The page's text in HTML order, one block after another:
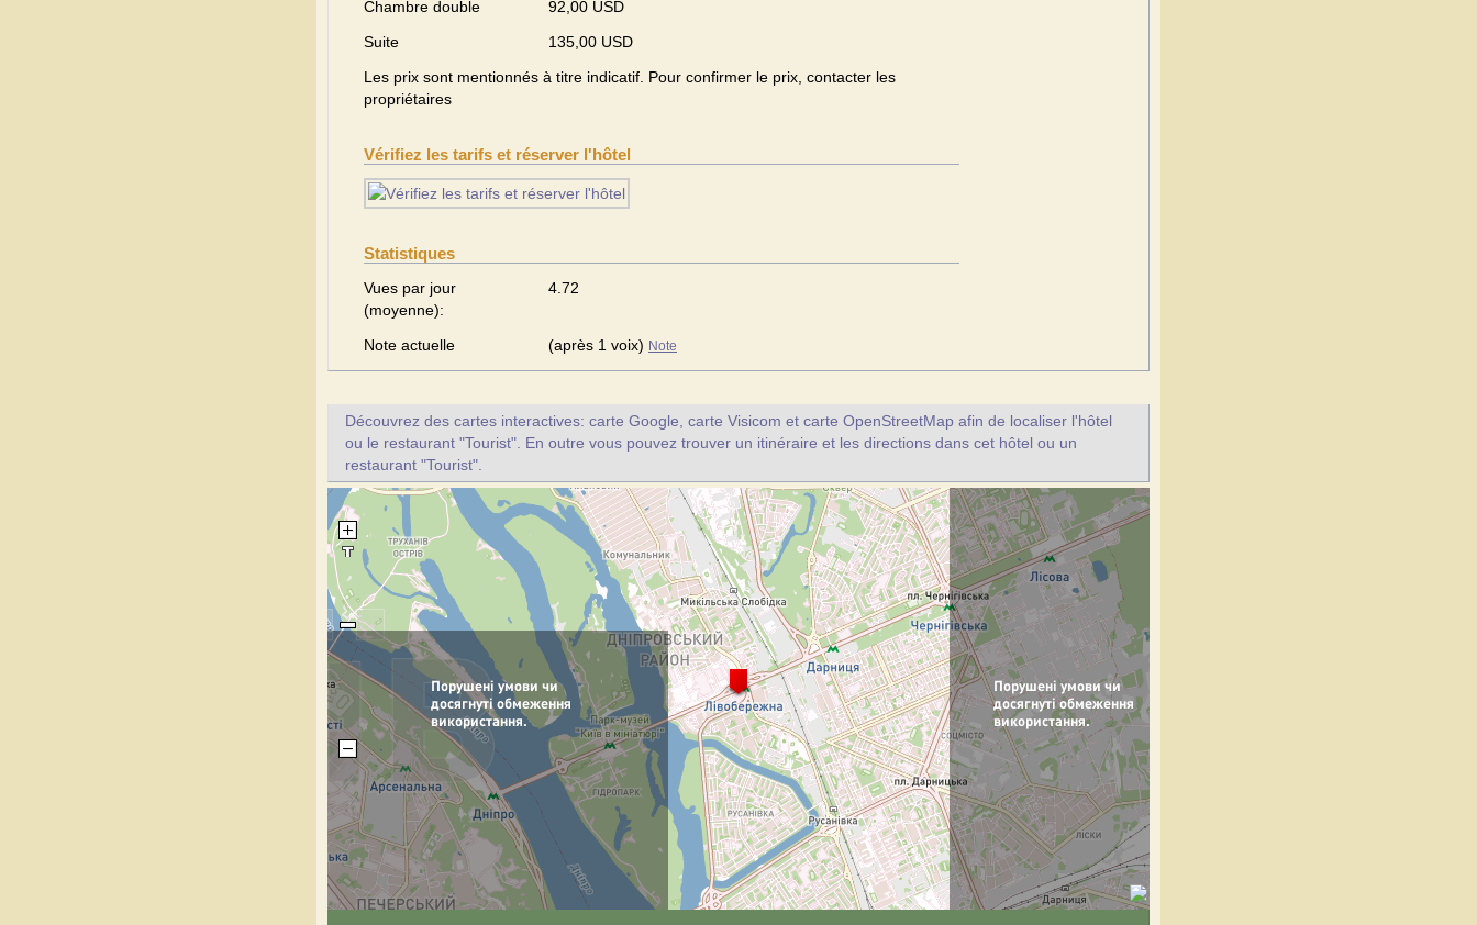
Chambre double
92,00 USD
Suite
135,00 USD
Les prix sont mentionnés à titre indicatif. Pour confirmer le prix, contacter les
propriétaires
Vérifiez les tarifs et réserver l'hôtel
Statistiques
Vues par jour
(moyenne):
4.72
Note actuelle (après 1 voix) Note
Découvrez des cartes interactives: carte Google, carte Visicom et carte OpenStreetMap afin de localiser l'hôtel
ou le restaurant "Tourist". En outre vous pouvez trouver un itinéraire et les directions dans cet hôtel ou un
restaurant "Tourist".